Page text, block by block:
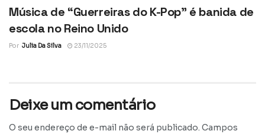
Música de “Guerreiras do K-Pop” é banida de
escola no Reino Unido
Por Julia Da Silva 23/11/2025
Deixe um comentário
O seu endereço de e-mail não será publicado. Campos